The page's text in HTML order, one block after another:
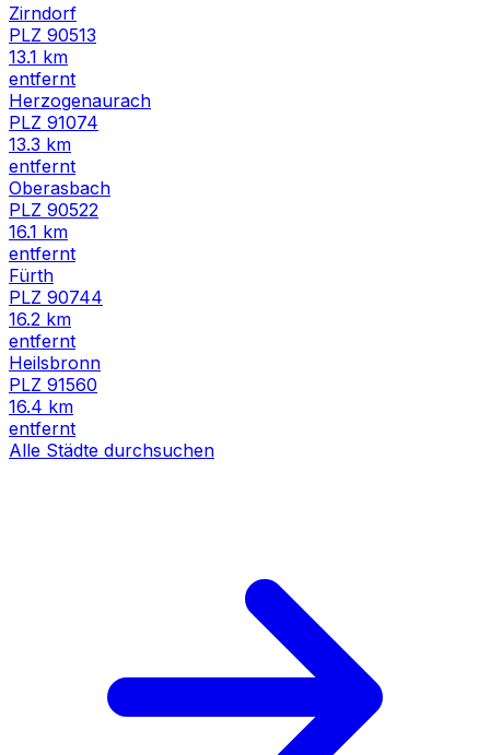
Zirndorf
PLZ 90513
13.1 km
entfernt
Herzogenaurach
PLZ 91074
13.3 km
entfernt
Oberasbach
PLZ 90522
16.1 km
entfernt
Fürth
PLZ 90744
16.2 km
entfernt
Heilsbronn
PLZ 91560
16.4 km
entfernt
Alle Städte durchsuchen